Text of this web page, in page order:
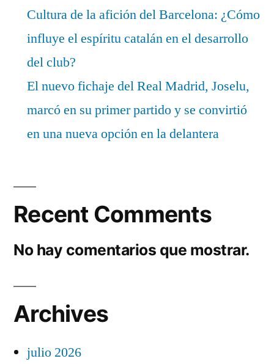
Cultura de la afición del Barcelona: ¿Cómo
influye el espíritu catalán en el desarrollo
del club?
El nuevo fichaje del Real Madrid, Joselu,
marcó en su primer partido y se convirtió
en una nueva opción en la delantera
Recent Comments
No hay comentarios que mostrar.
Archives
julio 2026